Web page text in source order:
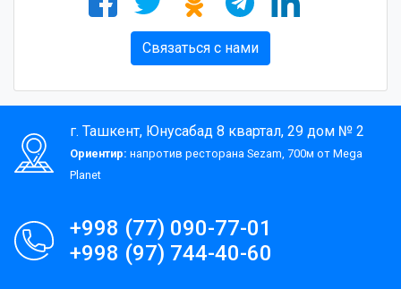
Связаться с нами
г. Ташкент, Юнусабад 8 квартал, 29 дом № 2
Ориентир: напротив ресторана Sezam, 700м от Mega
Planet
+998 (77) 090-77-01
+998 (97) 744-40-60